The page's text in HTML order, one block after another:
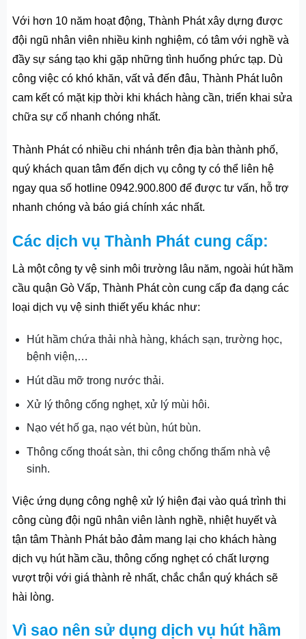
Với hơn 10 năm hoạt động, Thành Phát xây dựng được
đội ngũ nhân viên nhiều kinh nghiệm, có tâm với nghề và
đầy sự sáng tạo khi gặp những tình huống phức tạp. Dù
công việc có khó khăn, vất vả đến đâu, Thành Phát luôn
cam kết có mặt kịp thời khi khách hàng cần, triển khai sửa
chữa sự cố nhanh chóng nhất.
Thành Phát có nhiều chi nhánh trên địa bàn thành phố,
quý khách quan tâm đến dịch vụ công ty có thể liên hệ
ngay qua số hotline 0942.900.800 để được tư vấn, hỗ trợ
nhanh chóng và báo giá chính xác nhất.
Các dịch vụ Thành Phát cung cấp:
Là một công ty vệ sinh môi trường lâu năm, ngoài hút hầm
cầu quận Gò Vấp, Thành Phát còn cung cấp đa dạng các
loại dịch vụ vệ sinh thiết yếu khác như:
Hút hầm chứa thải nhà hàng, khách sạn, trường học,
bệnh viện,…
Hút dầu mỡ trong nước thải.
Xử lý thông cống nghẹt, xử lý mùi hôi.
Nạo vét hố ga, nạo vét bùn, hút bùn.
Thông cống thoát sàn, thi công chống thấm nhà vệ
sinh.
Việc ứng dụng công nghệ xử lý hiện đại vào quá trình thi
công cùng đội ngũ nhân viên lành nghề, nhiệt huyết và
tận tâm Thành Phát bảo đảm mang lại cho khách hàng
dịch vụ hút hầm cầu, thông cống nghẹt có chất lượng
vượt trội với giá thành rẻ nhất, chắc chắn quý khách sẽ
hài lòng.
Vì sao nên sử dụng dịch vụ hút hầm